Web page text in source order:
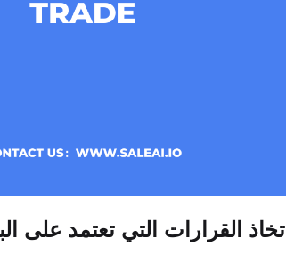
اتخاذ القرارات التي تعتمد على